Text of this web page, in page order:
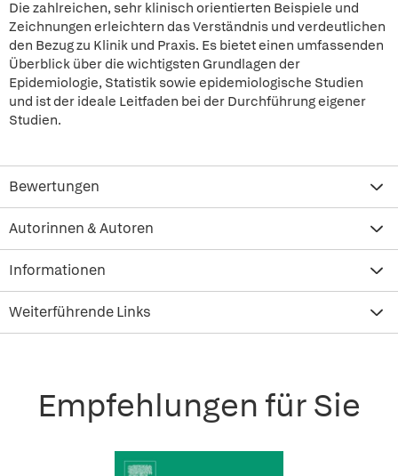
Die zahlreichen, sehr klinisch orientierten Beispiele und
Zeichnungen erleichtern das Verständnis und verdeutlichen
den Bezug zu Klinik und Praxis. Es bietet einen umfassenden
Überblick über die wichtigsten Grundlagen der
Epidemiologie, Statistik sowie epidemiologische Studien
und ist der ideale Leitfaden bei der Durchführung eigener
Studien.
Bewertungen
Autorinnen & Autoren
Informationen
Weiterführende Links
Empfehlungen für Sie